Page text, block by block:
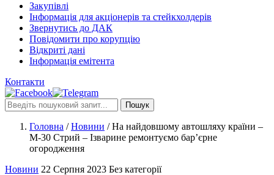
Закупівлі
Інформація для акціонерів та стейкхолдерів
Звернутись до ДАК
Повідомити про корупцію
Відкриті дані
Інформація емітента
Контакти
Пошук
Головна /Новини /На найдовшому автошляху країни –
М-30 Стрий – Ізварине ремонтуємо бар’єрне
огородження
Новини 22 Серпня 2023 Без категорії